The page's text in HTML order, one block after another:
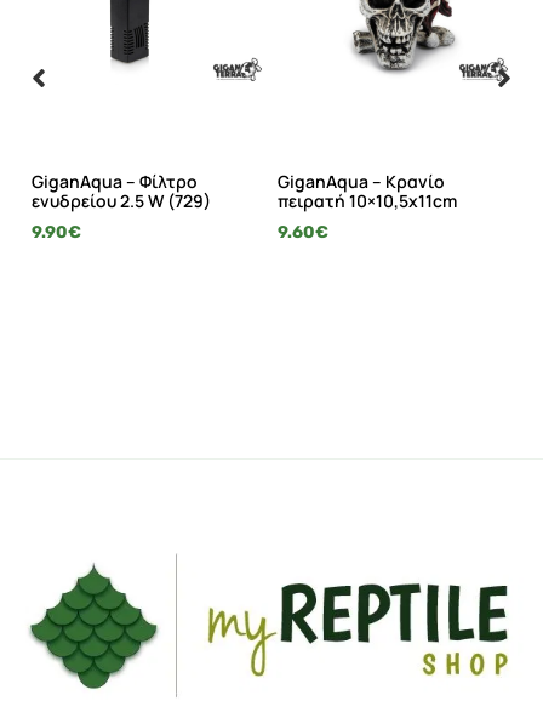
GiganAqua – Φίλτρο
ενυδρείου 2.5 W (729)
9.90€
GiganAqua – Κρανίο
πειρατή 10×10,5x11cm
9.60€